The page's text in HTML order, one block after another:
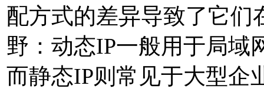
配方式的差异导致了它们
野：动态IP一般用于局域
而静态IP则常见于大型企